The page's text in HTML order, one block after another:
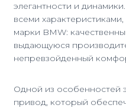
элегантности и
всеми
марки BMW:
выдающуюся
непревзойденный
Одной из особенностей
привод, который